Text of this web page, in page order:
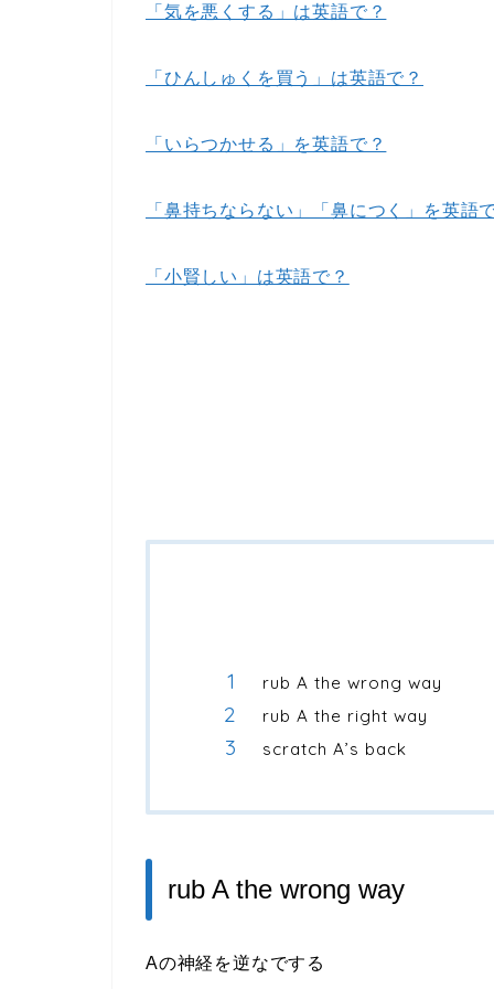
「気を悪くする」は英語で？
「ひんしゅくを買う」は英語で？
「いらつかせる」を英語で？
「鼻持ちならない」「鼻につく」を英語
「小賢しい」は英語で？
rub A the wrong way
rub A the right way
scratch A’s back
rub A the wrong way
Aの神経を逆なでする